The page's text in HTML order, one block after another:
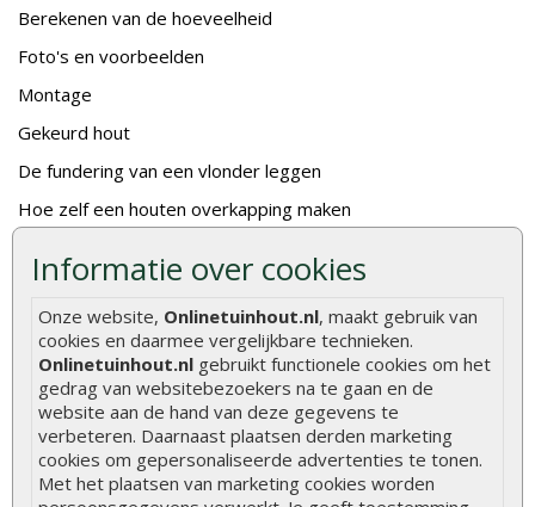
Informatie over cookies
Onze website, Onlinetuinhout.nl, maakt gebruik van
cookies en daarmee vergelijkbare technieken.
Onlinetuinhout.nl gebruikt functionele cookies om het
gedrag van websitebezoekers na te gaan en de
website aan de hand van deze gegevens te
verbeteren. Daarnaast plaatsen derden marketing
cookies om gepersonaliseerde advertenties te tonen.
Met het plaatsen van marketing cookies worden
Berekenen van de hoeveelheid
Foto's en voorbeelden
Montage
Gekeurd hout
De fundering van een vlonder leggen
Hoe zelf een houten overkapping maken
Hoe schutting plaatsen
De 9 beste tuinschermen van Onlinetuinhout.nl
Stijlvolle houtsoorten voor in de tuin
Duurzame tuin
Welke palen voor een schapenhek